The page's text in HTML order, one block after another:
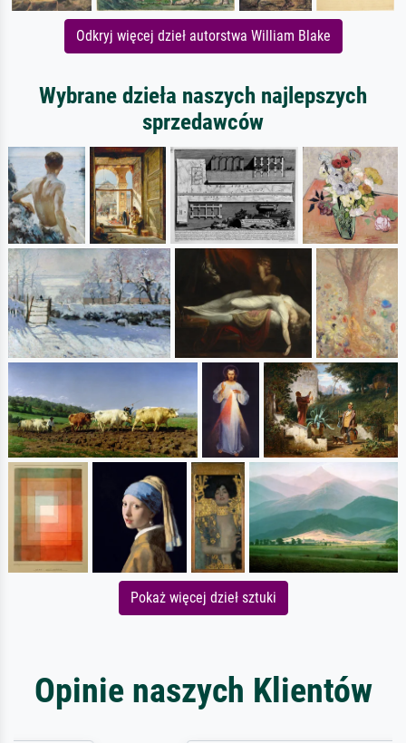
Odkryj więcej dzieł autorstwa William Blake
Wybrane dzieła naszych najlepszych
sprzedawców
Pokaż więcej dzieł sztuki
Opinie naszych Klientów